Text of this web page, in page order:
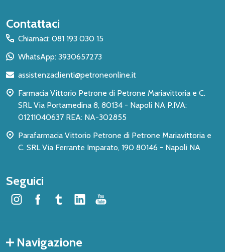
Inizio
del
piè
pagina
Contattaci
Chiamaci: 081 193 030 15
WhatsApp: 3930657273
assistenzaclienti@petroneonline.it
Farmacia Vittorio Petrone di Petrone Mariavittoria e C.
SRL Via Portamedina 8, 80134 - Napoli NA P.IVA:
01211040637 REA: NA-302855
Parafarmacia Vittorio Petrone di Petrone Mariavittoria e
C. SRL Via Ferrante Imparato, 190 80146 - Napoli NA
Seguici
Navigazione